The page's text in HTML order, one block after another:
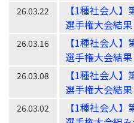
26.03.22
【1種社会人
選手権大会結果
26.03.16
【1種社会人
選手権大会結果
26.03.08
【1種社会人
選手権大会結果
26.03.02
【1種社会人